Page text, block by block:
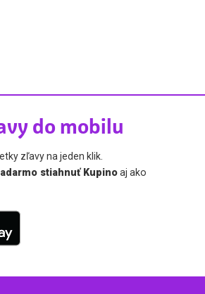
do mobilu
zľavy na jeden klik.
stiahnuť Kupinoaj ako